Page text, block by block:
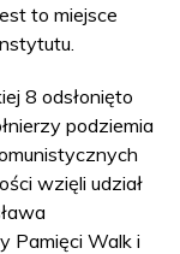
to miejsce
8 odsłonięto
podziemia
wzięli udział
Pamięci Walk i